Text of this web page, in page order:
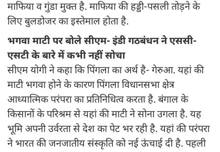
माफिया व गुंडा मुक्त है. माफिया की हड्डी-पसली तोड़ने के
लिए बुलडोजर का इस्तेमाल होता है.
भगवा माटी पर बोले सीएम- इंडी गठबंधन ने एससी-
एसटी के बारे में कभी नहीं सोचा
सीएम योगी ने कहा कि पिंगला का अर्थ है- गेरुआ. यहां की
माटी भगवा होने के कारण पिंगला विधानसभा क्षेत्र
आध्यात्मिक परंपरा का प्रतिनिधित्व करता है. बंगाल के
किसानों के परिश्रम से यहां की माटी ने सोना उगला है. यह
भूमि अपनी उर्वरता से देश का पेट भर रही है. यहां की परंपरा
ने भारत की जनजातीय संस्कृति को नई ऊंचाई दी है. पहली